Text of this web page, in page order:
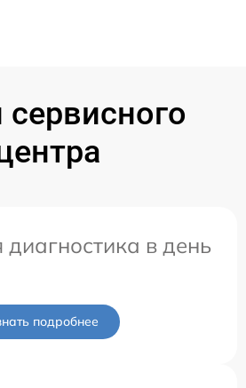
диагностика в день
подробнее